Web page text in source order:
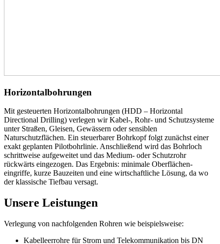
Horizontalbohrungen
Mit gesteuerten Horizontalbohrungen (HDD – Horizontal
Directional Drilling) verlegen wir Kabel-, Rohr- und Schutzsysteme
unter Straßen, Gleisen, Gewässern oder sensiblen
Naturschutzflächen. Ein steuerbarer Bohrkopf folgt zunächst einer
exakt geplanten Pilotbohr­linie. Anschließend wird das Bohrloch
schrittweise aufgeweitet und das Medium- oder Schutzrohr
rückwärts eingezogen. Das Ergebnis: minimale Oberflächen­
eingriffe, kurze Bauzeiten und eine wirtschaftliche Lösung, da wo
der klassische Tiefbau versagt.
Unsere Leistungen
Verlegung von nachfolgenden Rohren wie beispielsweise:
Kabelleerrohre für Strom und Telekommunikation bis DN